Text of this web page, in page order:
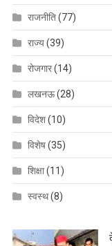
राजनीति(77)
राज्य(39)
रोजगार(14)
लखनऊ(28)
विदेश(10)
विशेष(35)
शिक्षा(11)
स्वस्थ(8)